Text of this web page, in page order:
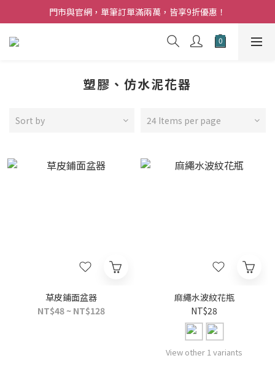
夏日購花福利．消費不限金額【贈】乾燥玫瑰乙束
門市與官網，單筆訂單滿兩萬，皆享9折優惠！
夏日購花福利．消費不限金額【贈】乾燥玫瑰乙束
塑膠、仿水泥花器
Sort by 24 Items per page
草皮鋪面盆器
NT$48 ~ NT$128
麻繩水波紋花瓶
NT$28
View other 1 variants